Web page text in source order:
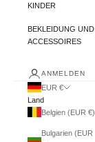
KINDER
BEKLEIDUNG UND
ACCESSOIRES
ANMELDEN
EUR €
Land
Belgien (EUR €)
Bulgarien (EUR